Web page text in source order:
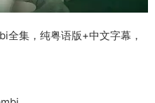
全集，纯粤语版+中文字幕，